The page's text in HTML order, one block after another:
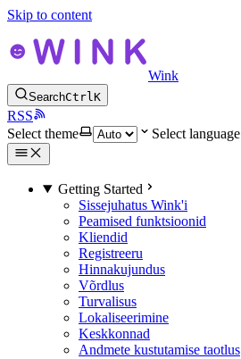
Skip to content
Wink
SearchCtrlK
RSS
Select theme
Select language
Getting Started
Sissejuhatus Wink'i
Peamised funktsioonid
Kliendid
Registreeru
Hinnakujundus
Võrdlus
Turvalisus
Lokaliseerimine
Keskkonnad
Andmete kustutamise taotlus